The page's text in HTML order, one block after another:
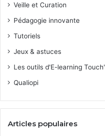
Veille et Curation
Pédagogie innovante
Tutoriels
Jeux & astuces
Les outils d'E-learning Touch'
Qualiopi
Articles populaires